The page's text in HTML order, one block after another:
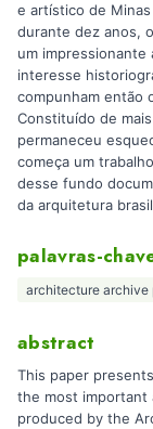
e artístico de
durante dez anos,
um
interesse
compunham então
Constituído de
permaneceu
começa um
desse fundo
da arquitetura
palavras-
architecture archive
abstract
This paper
the most important
produced by the